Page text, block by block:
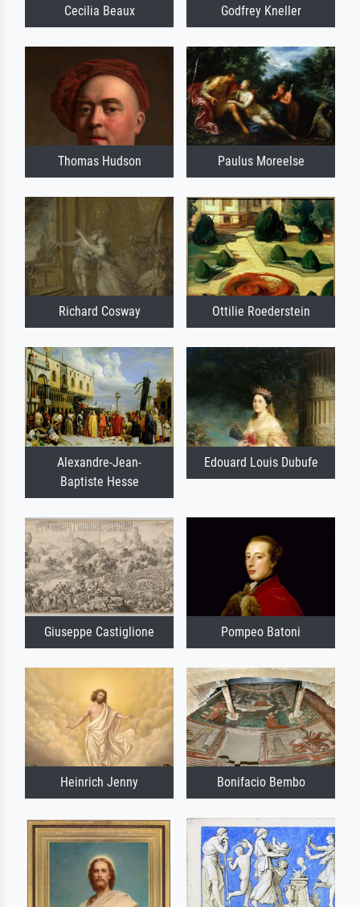
Cecilia Beaux Godfrey Kneller
Thomas Hudson Paulus Moreelse
Richard Cosway Ottilie Roederstein
Alexandre-Jean-
Baptiste Hesse
Edouard Louis Dubufe
Giuseppe Castiglione Pompeo Batoni
Heinrich Jenny Bonifacio Bembo